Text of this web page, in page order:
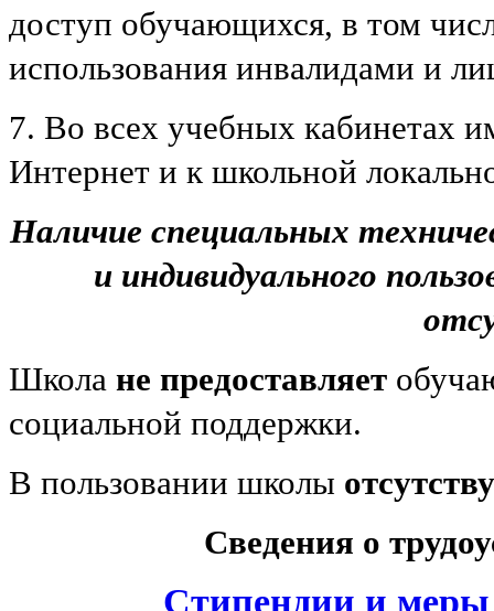
доступ обучающихся, в том
использования инвалидами и
7. Во всех учебных кабинетах
Интернет и к школьной
Наличие специальных
и индивидуального
Школа не предоставляет
социальной поддержки.
В пользовании школы
Сведения о
Стипендии и